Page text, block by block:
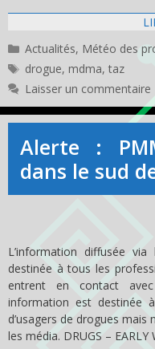
Catégories
Actualités, Météo des
Étiquettes
drogue, mdma,taz
Laisser un commentaire
Alerte :
dans le sud
L’information diffusée
destinée à tous les
entrent en contact
information est destinée
d’usagers de drogues mais
les média. DRUGS –